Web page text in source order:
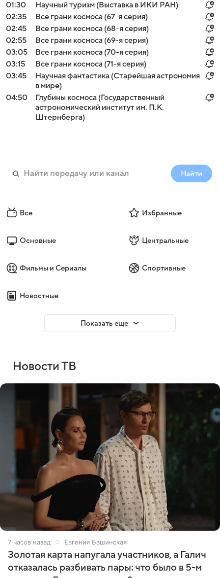
01:30
Научный туризм (Выставка в ИКИ РАН)
02:35
Все грани космоса (67-я серия)
02:45
Все грани космоса (68-я серия)
02:55
Все грани космоса (69-я серия)
03:05
Все грани космоса (70-я серия)
03:15
Все грани космоса (71-я серия)
03:45
Научная фантастика (Старейшая астрономия
в мире)
04:50
Глубины космоса (Государственный
астрономический институт им. П.К.
Штернберга)
Найти
Все Избранные
Основные Центральные
Фильмы и Сериалы Спортивные
Новостные
Показать еще
Новости ТВ
7 часов назад Евгения Башинская
Золотая карта напугала участников, а Галич
отказалась разбивать пары: что было в 5-м